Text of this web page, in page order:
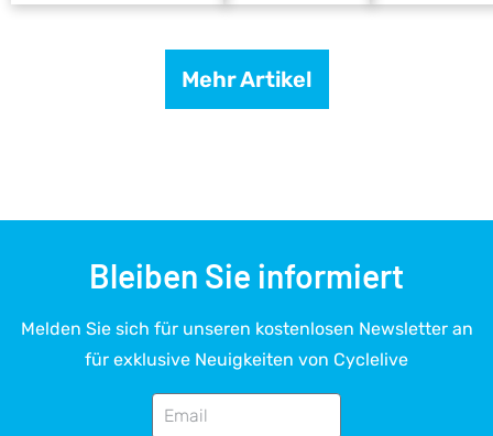
Mehr Artikel
Bleiben Sie informiert
Melden Sie sich für unseren kostenlosen Newsletter an
für exklusive Neuigkeiten von Cyclelive